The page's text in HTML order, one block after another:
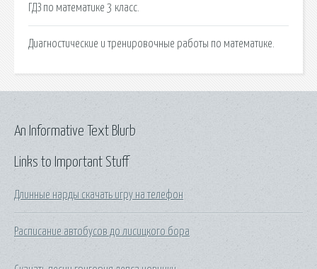
ГДЗ по математике 3 класс.
Диагностические и тренировочные работы по математике.
Links to Important Stuff
Длинные нарды скачать игру на телефон
Расписание автобусов до лисицкого бора
An Informative Text Blurb